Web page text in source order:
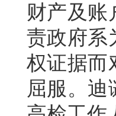
财产及账
责政府系
权证据而
屈服。